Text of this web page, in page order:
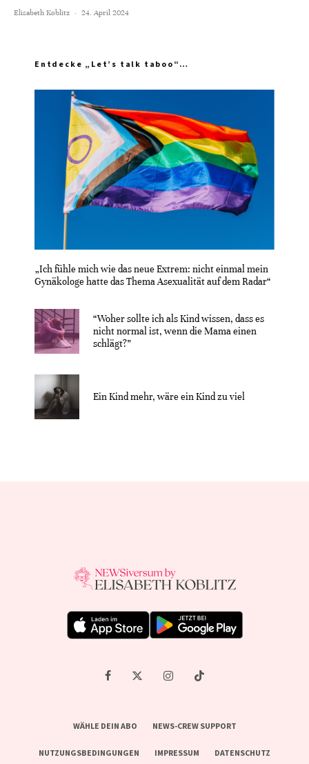
Elisabeth Koblitz · 24. April 2024
Entdecke „Let’s talk taboo“…
„Ich fühle mich wie das neue Extrem: nicht einmal mein
Gynäkologe hatte das Thema Asexualität auf dem Radar“
“Woher sollte ich als Kind wissen, dass es
nicht normal ist, wenn die Mama einen
schlägt?”
Ein Kind mehr, wäre ein Kind zu viel
WÄHLE DEIN ABO NEWS-CREW SUPPORT
NUTZUNGSBEDINGUNGEN IMPRESSUM DATENSCHUTZ